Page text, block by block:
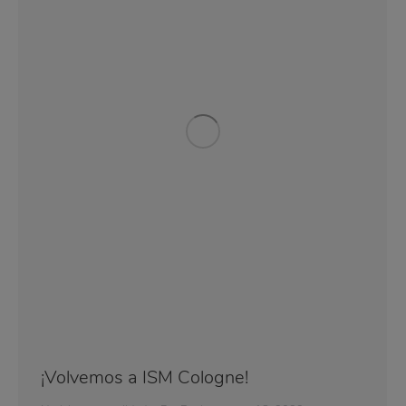
¡Volvemos a ISM Cologne!